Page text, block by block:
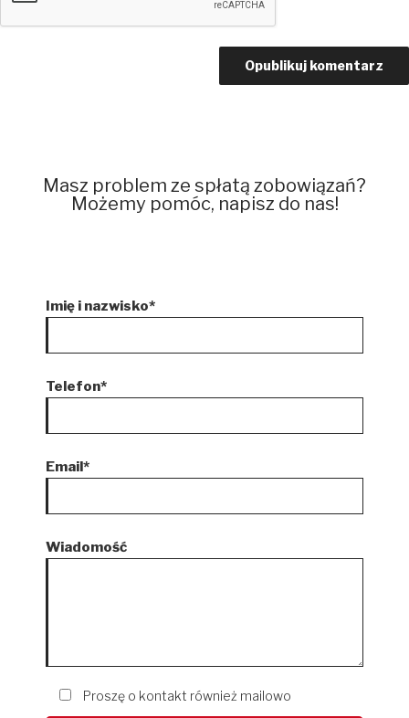
Masz problem ze spłatą zobowiązań?
Możemy pomóc, napisz do nas!
Imię i nazwisko*
Telefon*
Email*
Wiadomość
Proszę o kontakt również mailowo